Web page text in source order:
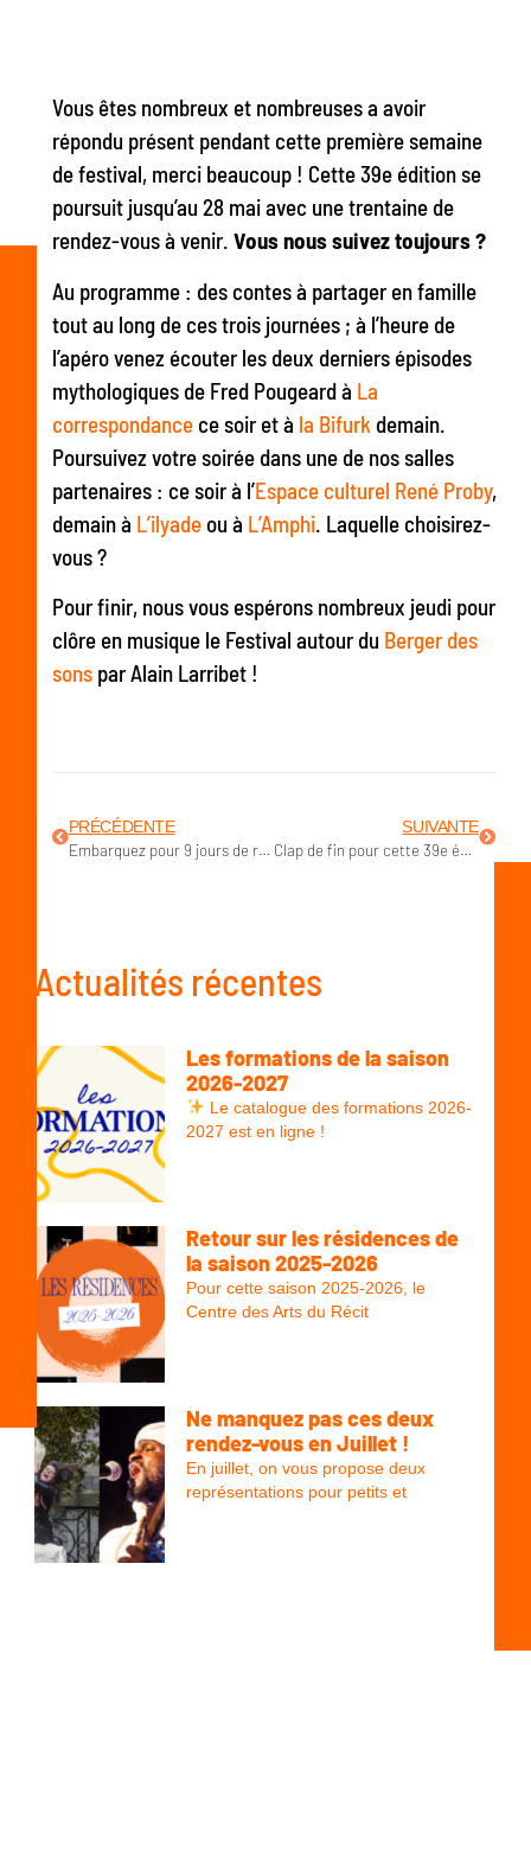
Vous êtes nombreux et nombreuses a avoir
répondu présent pendant cette première semaine
de festival, merci beaucoup ! Cette 39e édition se
poursuit jusqu’au 28 mai avec une trentaine de
rendez-vous à venir. Vous nous suivez toujours ?
Au programme : des contes à partager en famille
tout au long de ces trois journées ; à l’heure de
l’apéro venez écouter les deux derniers épisodes
mythologiques de Fred Pougeard à La
correspondancece soir et à la Bifurk demain.
Poursuivez votre soirée dans une de nos salles
partenaires : ce soir à l’Espace culturel René Proby,
demain à L’ilyadeou à L’Amphi. Laquelle choisirez-
vous ?
Pour finir, nous vous espérons nombreux jeudi pour
clôre en musique le Festival autour du Berger des
sonspar Alain Larribet !
PRÉCÉDENTE
Embarquez pour 9 jours de road trip !
SUIVANTE
Clap de fin pour cette 39e édition du Festival des Arts du Récit
Actualités récentes
Les formations de la saison
2026-2027
Le catalogue des formations 2026-
2027 est en ligne !
Retour sur les résidences de
la saison 2025-2026
Pour cette saison 2025-2026, le
Centre des Arts du Récit
Ne manquez pas ces deux
rendez-vous en Juillet !
En juillet, on vous propose deux
représentations pour petits et